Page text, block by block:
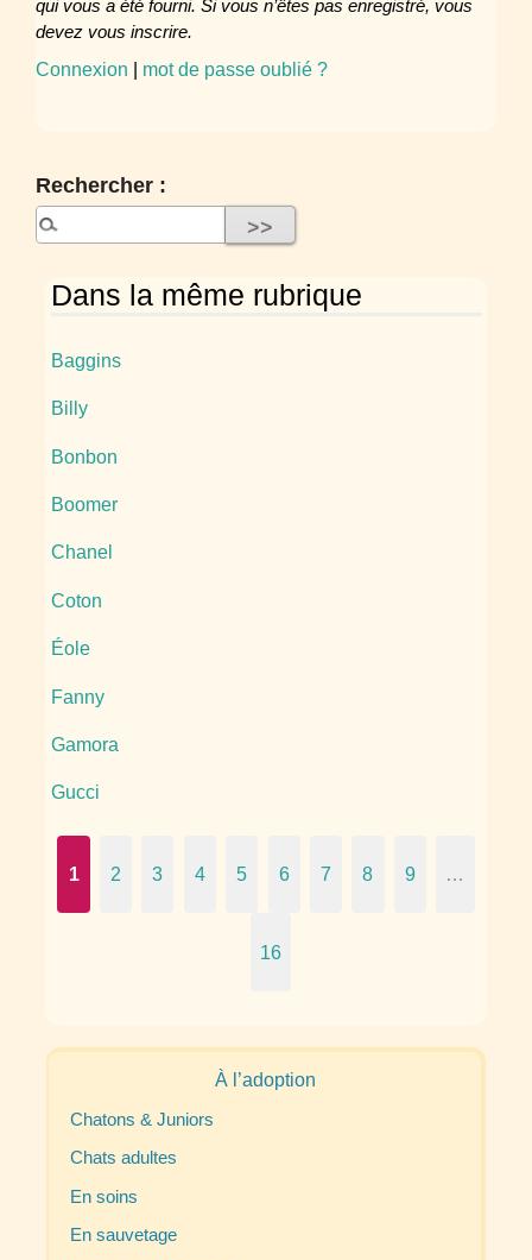
qui vous a été fourni. Si vous n’êtes pas enregistré, vous
devez vous inscrire.
Connexion | mot de passe oublié ?
Rechercher :
Dans la même rubrique
Baggins
Billy
Bonbon
Boomer
Chanel
Coton
Éole
Fanny
Gamora
Gucci
1 2 3 4 5 6 7 8 9 …
16
À l’adoption
Chatons & Juniors
Chats adultes
En soins
En sauvetage